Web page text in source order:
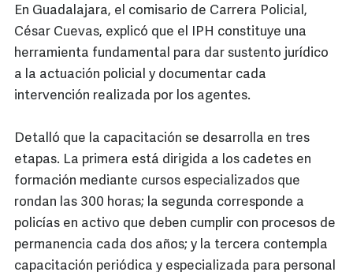
En Guadalajara, el comisario de Carrera Policial,
César Cuevas, explicó que el IPH constituye una
herramienta fundamental para dar sustento jurídico
a la actuación policial y documentar cada
intervención realizada por los agentes.
Detalló que la capacitación se desarrolla en tres
etapas. La primera está dirigida a los cadetes en
formación mediante cursos especializados que
rondan las 300 horas; la segunda corresponde a
policías en activo que deben cumplir con procesos de
permanencia cada dos años; y la tercera contempla
capacitación periódica y especializada para personal